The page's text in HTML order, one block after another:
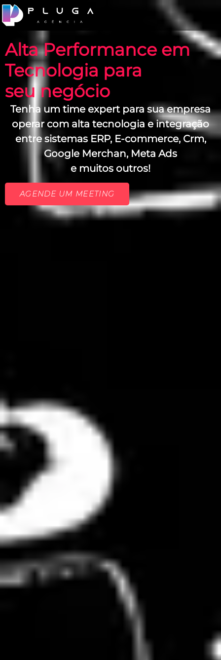
Alta Performance em
Tecnologia para
seu negócio
Tenha um time expert para sua empresa
operar com alta tecnologia e integração
entre sistemas ERP, E-commerce, Crm,
Google Merchan, Meta Ads
e muitos outros!
AGENDE UM MEETING